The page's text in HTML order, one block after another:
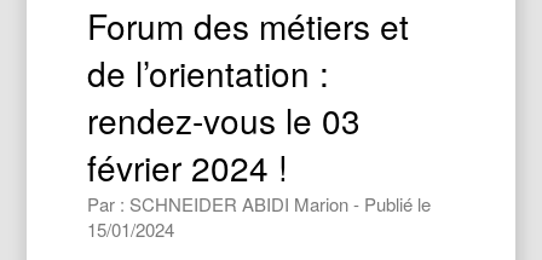
Forum des métiers et
de l’orientation :
rendez-vous le 03
février 2024 !
Par : SCHNEIDER ABIDI Marion - Publié le
15/01/2024